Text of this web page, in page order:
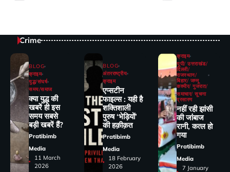
Crime
BLOG
क्राइम
युद्ध/संघर्ष
समय/समाज
क्या युद्ध की
खबरें ही इस
समय सबसे
बड़ी खबरें हैं?
Pratibimb
Media
11 March
2026
BLOG
अंतरराष्ट्रीय
क्राइम
एप्सटीन
फाइल्स : यही है
शक्तिशाली
पुरुष ‘भेड़ियों’
की हक़ीक़त
Pratibimb
Media
18 February
2026
क्राइम
यूपी/ उत्तराखंड/
दिल्ली/
राजस्थान/
बिहार/ जम्मू
कश्मीर/ गुजरात/
समाचार/ सूचना
प्रसारण
नहीं रही झांसी
की जांंबाज
रानी, कत्‍ल हो
गया
Pratibimb
Media
7 January